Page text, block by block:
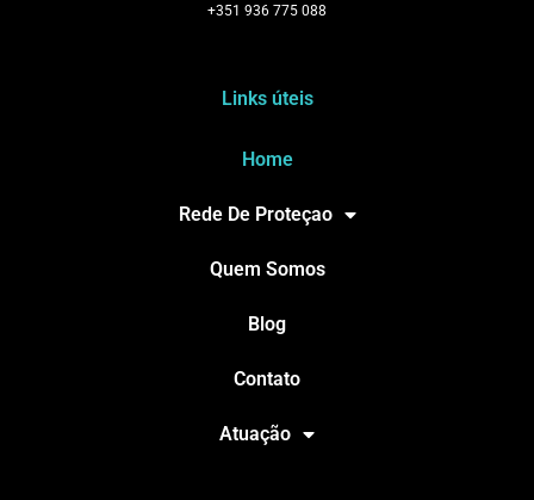
+351 936 775 088
Links úteis
Home
Rede De Proteçao
Quem Somos
Blog
Contato
Atuação